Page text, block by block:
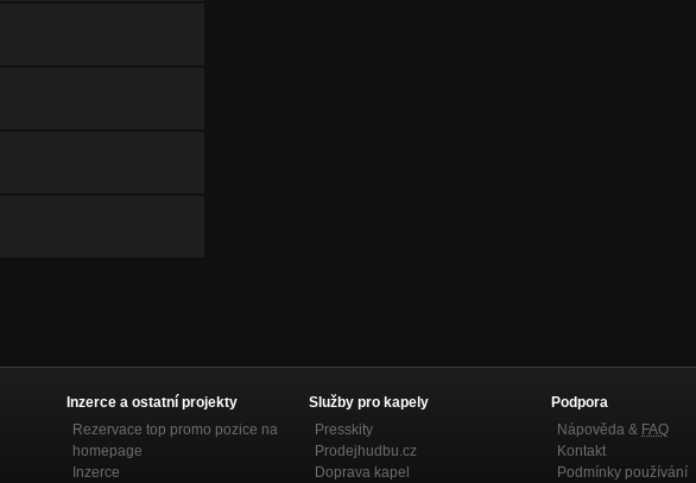
Inzerce a ostatní projekty
Rezervace top promo pozice na
homepage
Inzerce
Služby pro kapely
Presskity
Prodejhudbu.cz
Doprava kapel
Podpora
Nápověda & FAQ
Kontakt
Podmínky používání